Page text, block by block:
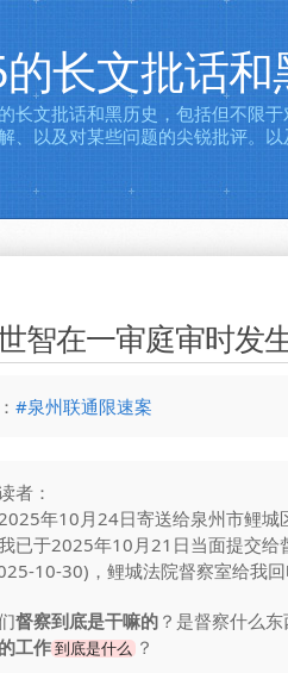
长文批话和
长文批话和黑历史，包括但不限于
、以及对某些问题的尖锐批评。
智在一审庭审时发
#泉州联通限速案
者：
年10月24日寄送给泉州市鲤城
已于2025年10月21日当面提交给
10-30)，鲤城法院督察室给我
督察到底是干嘛的 ？是督察什么
工作 到底是什么 ？